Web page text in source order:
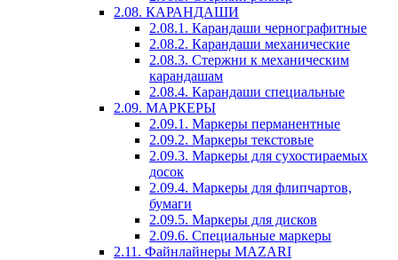
2.08. КАРАНДАШИ
2.08.1. Карандаши чернографитные
2.08.2. Карандаши механические
2.08.3. Стержни к механическим
карандашам
2.08.4. Карандаши специальные
2.09. МАРКЕРЫ
2.09.1. Маркеры перманентные
2.09.2. Маркеры текстовые
2.09.3. Маркеры для сухостираемых
досок
2.09.4. Маркеры для флипчартов,
бумаги
2.09.5. Маркеры для дисков
2.09.6. Специальные маркеры
2.11. Файнлайнеры MAZARI